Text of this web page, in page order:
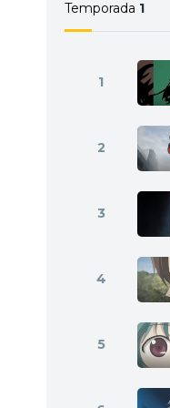
Temporada 1
1
2
3
4
5